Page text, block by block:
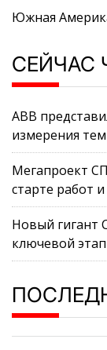
Южная
СЕЙЧАС
ABB
измерения
Мегапроект
старте работ
Новый гигант
ключевой